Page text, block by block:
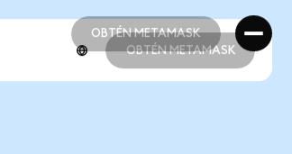
OBTÉN METAMASK
OBTÉN METAMASK
OBTÉN METAMASK